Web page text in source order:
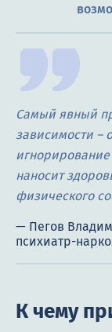
Самый явный
зависимости –
игнорирование
наносит
физического
К чему